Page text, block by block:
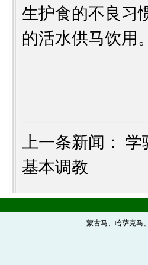
生护食的不良习
的活水供马饮用。
上一条新闻： 学
基本调教
蒙古马、哈萨克马